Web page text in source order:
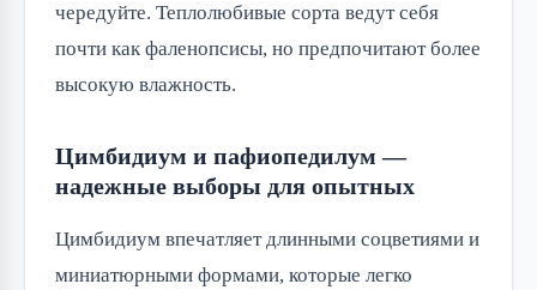
чередуйте. Теплолюбивые сорта ведут себя
почти как фаленопсисы, но предпочитают более
высокую влажность.
Цимбидиум и пафиопедилум —
надежные выборы для опытных
Цимбидиум впечатляет длинными соцветиями и
миниатюрными формами, которые легко